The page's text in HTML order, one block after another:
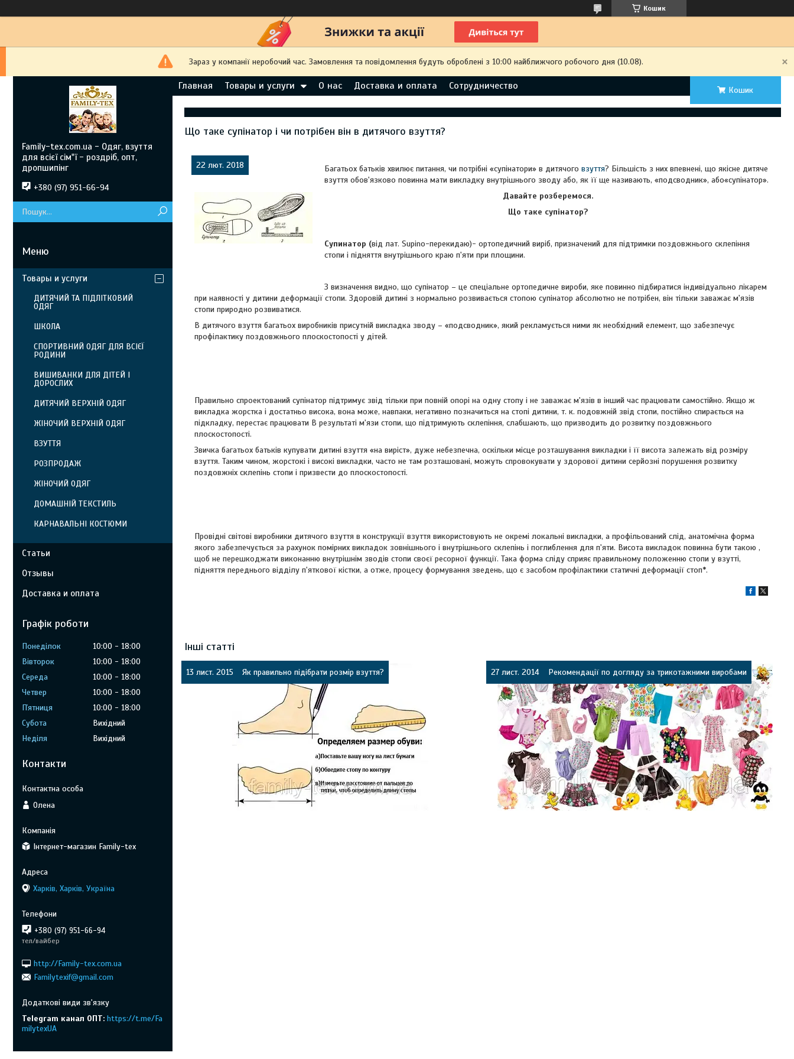
Кошик
Зараз у компанії неробочий час. Замовлення та повідомлення будуть оброблені з 10:00 найближчого робочого дня (10.08).
Главная Товары и услуги О нас Доставка и оплата Сотрудничество Кошик
Що таке супінатор і чи потрібен він в дитячого взуття?
22 лют. 2018 Багатьох батьків хвилює питання, чи потрібні «супінатори» в дитячого взуття? Більшість з них впевнені, що якісне дитяче
взуття обов'язково повинна мати викладку внутрішнього зводу або, як її ще називають, «подсводник», або«супінатор».
Давайте розберемося.
Що таке супінатор?
Супинатор (від лат. Supino-перекидаю)- ортопедичний виріб, призначений для підтримки поздовжнього склепіння
стопи і підняття внутрішнього краю п'яти при площини.
З визначення видно, що супінатор – це спеціальне ортопедичне вироби, яке повинно підбиратися індивідуально лікарем
при наявності у дитини деформації стопи. Здоровій дитині з нормально розвивається стопою супінатор абсолютно не потрібен, він тільки заважає м'язів
стопи природно розвиватися.
В дитячого взуття багатьох виробників присутній викладка зводу – «подсводник», який рекламується ними як необхідний елемент, що забезпечує
профілактику поздовжнього плоскостопості у дітей.
Правильно спроектований супінатор підтримує звід тільки при повній опорі на одну стопу і не заважає м'язів в інший час працювати самостійно. Якщо ж
викладка жорстка і достатньо висока, вона може, навпаки, негативно позначиться на стопі дитини, т. к. подовжній звід стопи, постійно спирається на
підкладку, перестає працювати В результаті м'язи стопи, що підтримують склепіння, слабшають, що призводить до розвитку поздовжнього
плоскостопості.
Звичка багатьох батьків купувати дитині взуття «на виріст», дуже небезпечна, оскільки місце розташування викладки і її висота залежать від розміру
взуття. Таким чином, жорстокі і високі викладки, часто не там розташовані, можуть спровокувати у здорової дитини серйозні порушення розвитку
поздовжніх склепінь стопи і призвести до плоскостопості.
Провідні світові виробники дитячого взуття в конструкції взуття використовують не окремі локальні викладки, а профільований слід, анатомічна форма
якого забезпечується за рахунок помірних викладок зовнішнього і внутрішнього склепінь і поглиблення для п'яти. Висота викладок повинна бути такою ,
щоб не перешкоджати виконанню внутрішнім зводів стопи своєї ресорної функції. Така форма сліду сприяє правильному положенню стопи у взутті,
підняття переднього відділу п'яткової кістки, а отже, процесу формування зведень, що є засобом профілактики статичні деформації стоп*.
Інші статті
13 лист. 2015 Як правильно підібрати розмір взуття? 27 лист. 2014 Рекомендації по догляду за трикотажними виробами
Family-tex.com.ua - Одяг, взуття
для всієї сім"ї - роздріб, опт,
дропшипінг
+380 (97) 951-66-94
Товары и услуги
ДИТЯЧИЙ ТА ПІДЛІТКОВИЙ
ОДЯГ
ШКОЛА
СПОРТИВНИЙ ОДЯГ ДЛЯ ВСІЄЇ
РОДИНИ
ВИШИВАНКИ ДЛЯ ДІТЕЙ І
ДОРОСЛИХ
ДИТЯЧИЙ ВЕРХНІЙ ОДЯГ
ЖІНОЧИЙ ВЕРХНІЙ ОДЯГ
ВЗУТТЯ
РОЗПРОДАЖ
ЖІНОЧИЙ ОДЯГ
ДОМАШНІЙ ТЕКСТИЛЬ
КАРНАВАЛЬНІ КОСТЮМИ
Статьи
Отзывы
Доставка и оплата
Графік роботи
Понеділок 10:00
18:00
Вівторок
10:00
18:00
Середа
10:00
18:00
Четвер
10:00
18:00
Пʼятниця
10:00
18:00
Субота
Вихідний
Неділя
Вихідний
Контакти
Олена
Інтернет-магазин Family-tex
Харків, Харків, Україна
+380 (97) 951-66-94
тел/вайбер
http://Family-tex.com.ua
Familytexif@gmail.com
Telegram канал ОПТ https://t.me/Fa
milytexUA